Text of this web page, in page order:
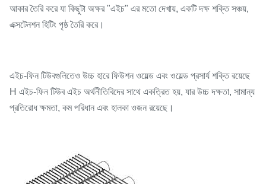
আকার তৈরি করে যা কিছুটা অক্ষর "এইচ" এর মতো দেখায়, একটি দক্ষ শক্তি সঞ্চয়,
এক্সটেনশন হিটিং পৃষ্ঠ তৈরি করে।
এইচ-ফিন টিউবগুলিতেও উচ্চ হারে ফিউশন ওয়েল্ড এবং ওয়েল্ড প্রসার্য শক্তি রয়েছে
H এইচ-ফিন টিউব এইচ অর্থনীতিবিদের সাথে একত্রিত হয়, যার উচ্চ দক্ষতা, সামান্য
প্রতিরোধ ক্ষমতা, কম পরিধান এবং হালকা ওজন রয়েছে।